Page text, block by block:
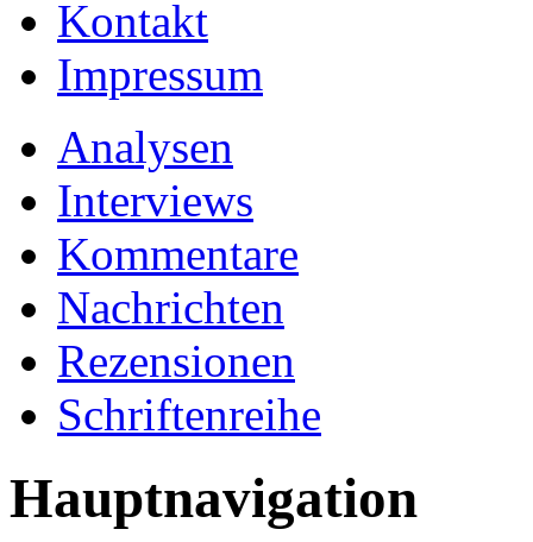
Kontakt
Impressum
Analysen
Interviews
Kommentare
Nachrichten
Rezensionen
Schriftenreihe
Hauptnavigation